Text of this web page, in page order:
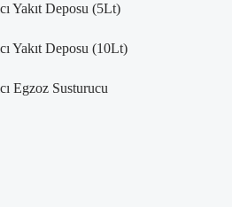
Yakıt Deposu (5Lt)
Yakıt Deposu (10Lt)
Egzoz Susturucu